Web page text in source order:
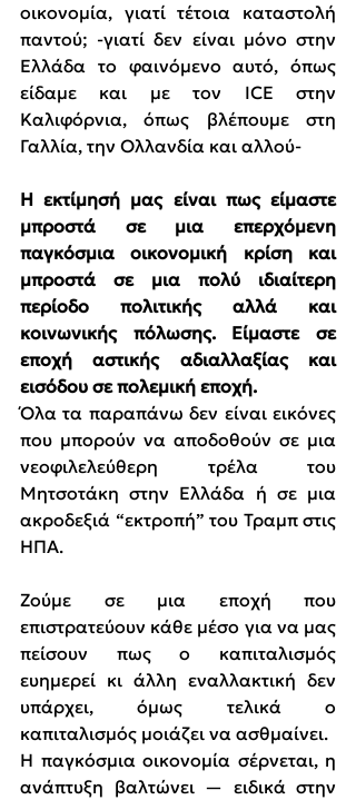
οικονομία, γιατί τέτοια καταστολή
παντού; -γιατί δεν είναι μόνο στην
Ελλάδα το φαινόμενο αυτό, όπως
είδαμε και με τον ICE στην
Καλιφόρνια, όπως βλέπουμε στη
Γαλλία, την Ολλανδία και αλλού-
Η εκτίμησή μας είναι πως είμαστε
μπροστά σε μια επερχόμενη
παγκόσμια οικονομική κρίση και
μπροστά σε μια πολύ ιδιαίτερη
περίοδο πολιτικής αλλά και
κοινωνικής πόλωσης. Είμαστε σε
εποχή αστικής αδιαλλαξίας και
εισόδου σε πολεμική εποχή.
Όλα τα παραπάνω δεν είναι εικόνες
που μπορούν να αποδοθούν σε μια
νεοφιλελεύθερη τρέλα του
Μητσοτάκη στην Ελλάδα ή σε μια
ακροδεξιά “εκτροπή” του Τραμπ στις
ΗΠΑ.
Ζούμε σε μια εποχή που
επιστρατεύουν κάθε μέσο για να μας
πείσουν πως ο καπιταλισμός
ευημερεί κι άλλη εναλλακτική δεν
υπάρχει, όμως τελικά ο
καπιταλισμός μοιάζει να ασθμαίνει.
Η παγκόσμια οικονομία σέρνεται, η
ανάπτυξη βαλτώνει — ειδικά στην